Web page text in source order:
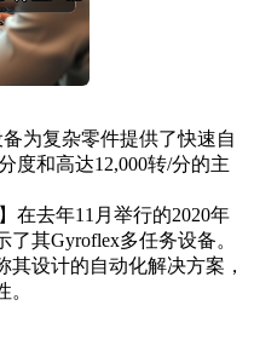
为复杂零件提供了快速自
度和高达12,000转/分的主
】在去年11月举行的2020年
其Gyroflex多任务设备。
设计的自动化解决方案，